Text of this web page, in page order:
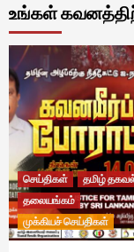
உங்கள்
செய்திகள்
தமிழ்
தலையங்கம்
முக்கியச் செய்திகள்